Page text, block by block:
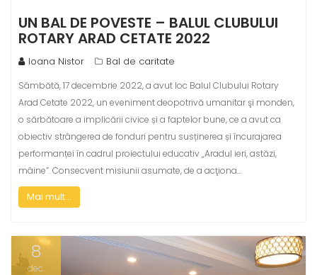
UN BAL DE POVESTE – BALUL CLUBULUI
ROTARY ARAD CETATE 2022
Ioana Nistor Bal de caritate
Sâmbătă, 17 decembrie 2022, a avut loc Balul Clubului Rotary
Arad Cetate 2022, un eveniment deopotrivă umanitar şi monden,
o sărbătoare a implicării civice și a faptelor bune, ce a avut ca
obiectiv strângerea de fonduri pentru susținerea și încurajarea
performanței în cadrul proiectului educativ „Aradul ieri, astăzi,
mâine”. Consecvent misiunii asumate, de a acţiona…
Mai mult...
8
dec.